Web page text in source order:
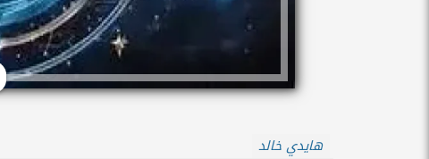
هايدي خالد